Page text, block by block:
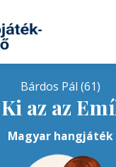
Bárdos Pál (61)
Ki az az
Magyar hangjáték